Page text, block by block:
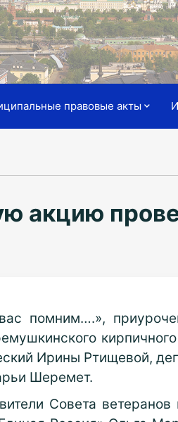
правовые акты
акцию
помним….»,
Ирины Ртищевой,
Шеремет.
Совета